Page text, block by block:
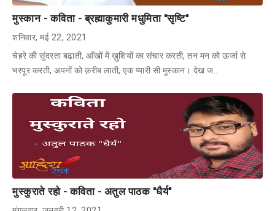
मुस्कान - कविता - ब्रह्माकुमारी मधुमिता "सृष्टि"
शनिवार, मई 22, 2021
चेहरे की सुंदरता बढाती, आँखों में ख़ुशियों का संचार करती, तन मन को ऊर्जा से
भरपूर करती, अपनों को क़रीब लाती, एक प्यारी सी मुस्कान। देख ज…
मुस्कुराते रहो - कविता - अतुल पाठक "धैर्य"